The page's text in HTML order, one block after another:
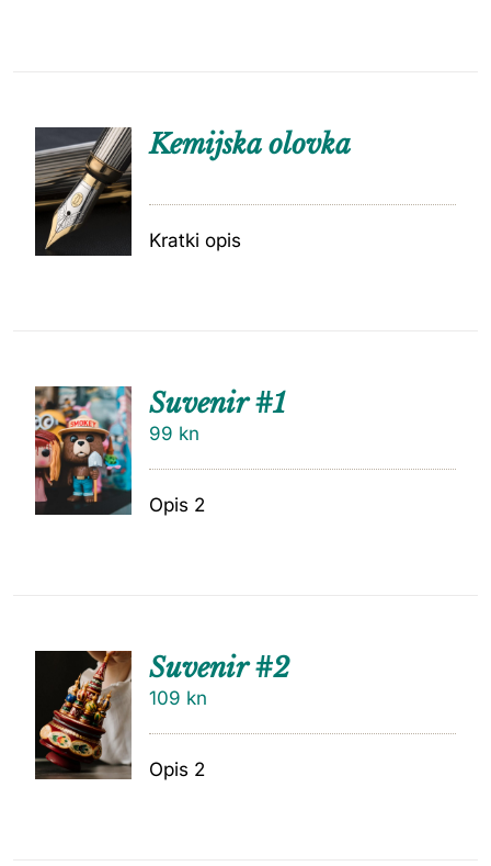
Kemijska olovka
Kratki opis
DODAJ
U
KOŠARI
CU
Suvenir #1
99 kn
Opis 2
DODAJ
U
KOŠARI
CU
Suvenir #2
109 kn
Opis 2